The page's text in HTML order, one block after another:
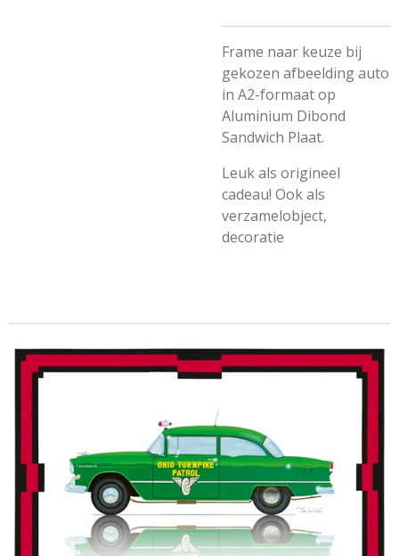
Frame naar keuze bij
gekozen afbeelding auto
in A2-formaat op
Aluminium Dibond
Sandwich Plaat.
Leuk als origineel
cadeau! Ook als
verzamelobject,
decoratie